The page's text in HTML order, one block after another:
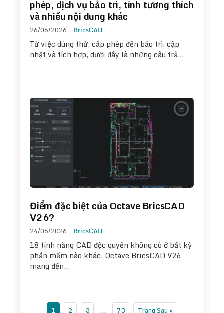
phép, dịch vụ bảo trì, tính tương thích
và nhiều nội dung khác
26/06/2026 BricsCAD
Từ việc dùng thử, cấp phép đến bảo trì, cập
nhật và tích hợp, dưới đây là những câu trả…
Điểm đặc biệt của Octave BricsCAD
V26?
24/06/2026 BricsCAD
18 tính năng CAD độc quyền không có ở bất kỳ
phần mềm nào khác. Octave BricsCAD V26
mang đến…
1 2 3 … 73 Trang Sau »